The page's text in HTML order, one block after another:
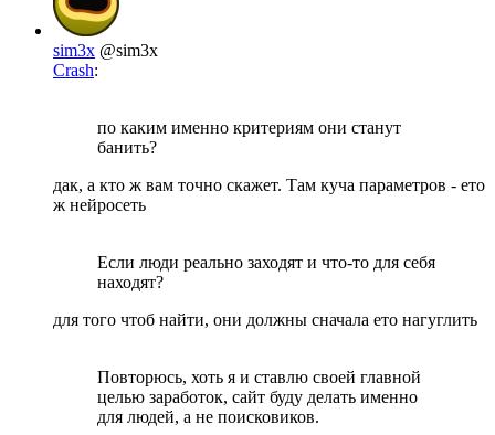
sim3x @sim3x
Crash:
по каким именно критериям они станут
банить?
дак, а кто ж вам точно скажет. Там куча параметров - ето
ж нейросеть
Если люди реально заходят и что-то для себя
находят?
для того чтоб найти, они должны сначала ето нагуглить
Повторюсь, хоть я и ставлю своей главной
целью заработок, сайт буду делать именно
для людей, а не поисковиков.